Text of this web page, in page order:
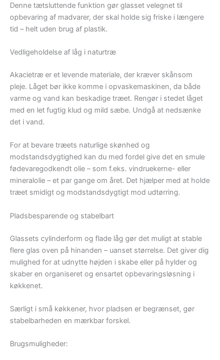
Denne tætsluttende funktion gør glasset velegnet til
opbevaring af madvarer, der skal holde sig friske i længere
tid – helt uden brug af plastik.
Vedligeholdelse af låg i naturtræ
Akacietræ er et levende materiale, der kræver skånsom
pleje. Låget bør ikke komme i opvaskemaskinen, da både
varme og vand kan beskadige træet. Rengør i stedet låget
med en let fugtig klud og mild sæbe. Undgå at nedsænke
det i vand.
For at bevare træets naturlige skønhed og
modstandsdygtighed kan du med fordel give det en smule
fødevaregodkendt olie – som f.eks. vindruekerne- eller
mineralolie – et par gange om året. Det hjælper med at holde
træet smidigt og modstandsdygtigt mod udtørring.
Pladsbesparende og stabelbart
Glassets cylinderform og flade låg gør det muligt at stable
flere glas oven på hinanden – uanset størrelse. Det giver dig
mulighed for at udnytte højden i skabe eller på hylder og
skaber en organiseret og ensartet opbevaringsløsning i
køkkenet.
Særligt i små køkkener, hvor pladsen er begrænset, gør
stabelbarheden en mærkbar forskel.
Brugsmuligheder: